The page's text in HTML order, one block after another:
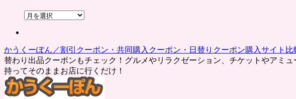
過
記
事
かうくーぽん／割引クーポン・共同購入クーポン・日替りクーポン購入サイト比
替わり出品クーポンもチェック！グルメやリラクゼーション、チケットやアミ
持ってそのままお店に行くだけ！